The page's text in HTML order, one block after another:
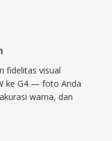
fidelitas visual
ke G4 — foto Anda
warna, dan